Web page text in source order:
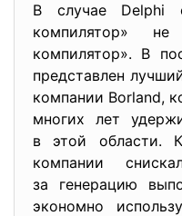
В случае Delphi
компилятор» не
компилятор». В
представлен
компании Borland,
многих лет
в этой области.
компании
за генерацию
экономно